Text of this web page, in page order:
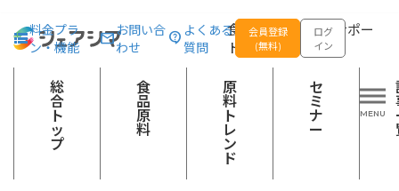
食品の企画開発をサポー
トする
料金プラ
ン・機能
お問い合
わせ
よくある
質問
会員登録
(無料)
ログ
イン
総
合
ト
ッ
プ
食
品
原
料
原
料
ト
レ
ン
ド
セ
ミ
ナ
ー
総合トップ 食品原料 生姜パウダー(高知県産)
野菜加工品 香辛料 その他の農産加工品
調理食品